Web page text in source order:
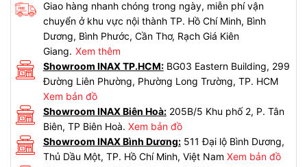
Giao hàng nhanh chóng trong ngày, miễn phí vận
chuyển ở khu vực nội thành TP. Hồ Chí Minh, Bình
Dương, Bình Phước, Cần Thơ, Rạch Giá Kiên
Giang. Xem thêm
Showroom INAX TP.HCM:BG03 Eastern Building, 299
Đường Liên Phường, Phường Long Trường, TP. HCM
Xem bản đồ
Showroom INAX Biên Hoà:205B/5 Khu phố 2, P. Tân
Biên, TP Biên Hoà. Xem bản đồ
Showroom INAX Bình Dương:511 Đại lộ Bình Dương,
Thủ Dầu Một, TP. Hồ Chí Minh, Việt Nam Xem bản đồ